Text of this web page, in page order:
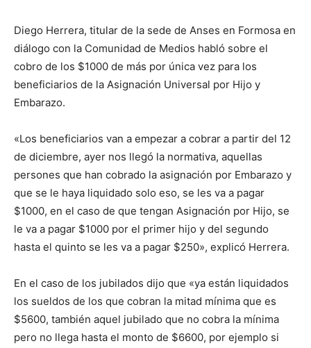
::
Verdad
es
lo
Diego Herrera, titular de la sede de Anses en Formosa en
diálogo con la Comunidad de Medios habló sobre el
cobro de los $1000 de más por única vez para los
beneficiarios de la Asignación Universal por Hijo y
Embarazo.
«Los beneficiarios van a empezar a cobrar a partir del 12
de diciembre, ayer nos llegó la normativa, aquellas
persones que han cobrado la asignación por Embarazo y
que se le haya liquidado solo eso, se les va a pagar
$1000, en el caso de que tengan Asignación por Hijo, se
le va a pagar $1000 por el primer hijo y del segundo
hasta el quinto se les va a pagar $250», explicó Herrera.
En el caso de los jubilados dijo que «ya están liquidados
los sueldos de los que cobran la mitad mínima que es
$5600, también aquel jubilado que no cobra la mínima
pero no llega hasta el monto de $6600, por ejemplo si